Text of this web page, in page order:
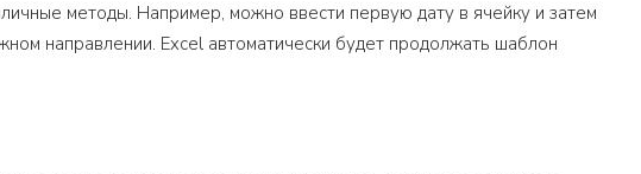
методы. Например, можно ввести первую дату в ячейку и затем
направлении. Excel автоматически будет продолжать шаблон